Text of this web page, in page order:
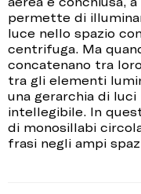
permette di
luce nello spazio
centrifuga. Ma
concatenano tra
tra gli elementi
una gerarchia di
intellegibile. In
di monosillabi
frasi negli ampi